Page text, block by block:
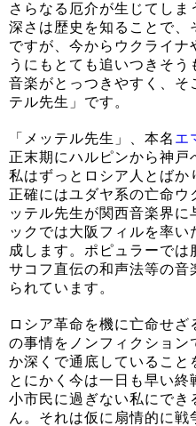
さらなる厄介が生じてし
深さは歴史を知ることで、
ですが、今からウクライ
うにもとても追いつきそう
音楽がとっつきやすく、そ
テル先生」です。
「メッテル先生」、本名 エ
正末期にハルピンから神戸
私はずっとロシア人とばか
正確にはユダヤ系の亡命ウ
ッテル先生が関西音楽界
ックでは大阪フィルを率
成します。ポピュラーで
サコフ直伝の和声法等の音
られています。
ロシア革命を機に亡命せ
の事情をノンフィクション
か深くで通底していること
とにかく今は一日も早い
小市民に過ぎない私にで
ん。それは仮に扇情的に